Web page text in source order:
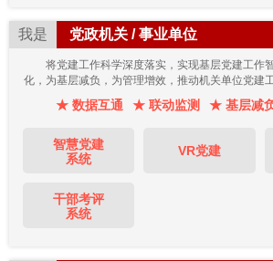
我是 党政机关 / 事业单位
将党建工作科学深度落实，实现基层党建工作
化，为基层减负，为管理增效，推动机关单位党建
★ 数据互通 ★ 联动监测 ★ 基层减
智慧党建
系统
VR党建
干部考评
系统